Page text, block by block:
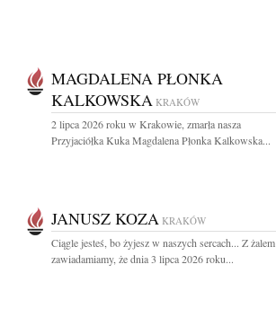
MAGDALENA PŁONKA
KALKOWSKA KRAKÓW
2 lipca 2026 roku w Krakowie, zmarła nasza
Przyjaciółka Kuka Magdalena Płonka Kalkowska...
JANUSZ KOZA KRAKÓW
Ciągle jesteś, bo żyjesz w naszych sercach... Z żalem
zawiadamiamy, że dnia 3 lipca 2026 roku...